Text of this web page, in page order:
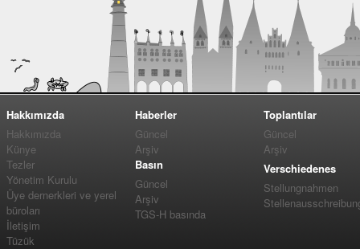
Hakkımızda
Hakkımızda
Künye
Tezler
Yönetim Kurulu
Üye dernerkleri ve yerel
büroları
İletişim
Tüzük
Haberler
Güncel
Arşiv
Basın
Güncel
Arşiv
TGS-H basında
Toplantılar
Güncel
Arşiv
Verschiedenes
Stellungnahmen